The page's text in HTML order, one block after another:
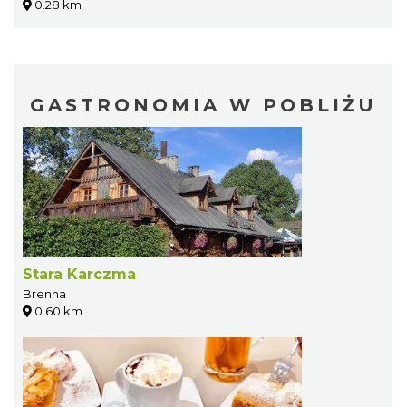
0.28 km
GASTRONOMIA W POBLIŻU
Stara Karczma
Brenna
0.60 km